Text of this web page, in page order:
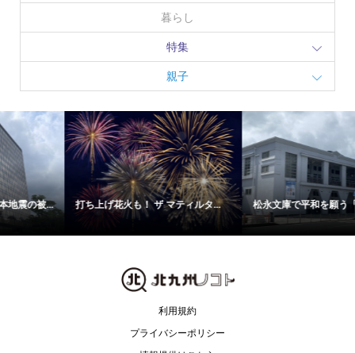
暮らし
特集
親子
打ち上げ花火も！ ザ マティルタ... 松永文庫で平和を願う「戦争映画...
利用規約
プライバシーポリシー